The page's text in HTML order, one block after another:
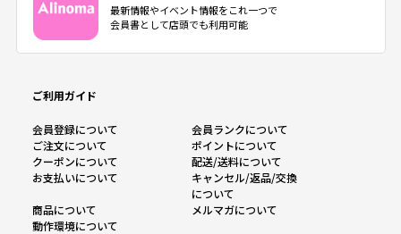
最新情報やイベント情報をこれ一つで
会員書として店頭でも利用可能
ご利用ガイド
会員登録について
会員ランクについて
ご注文について
ポイントについて
クーポンについて
配送/送料について
お支払いについて
キャンセル/返品/交換
について
商品について
メルマガについて
動作環境について